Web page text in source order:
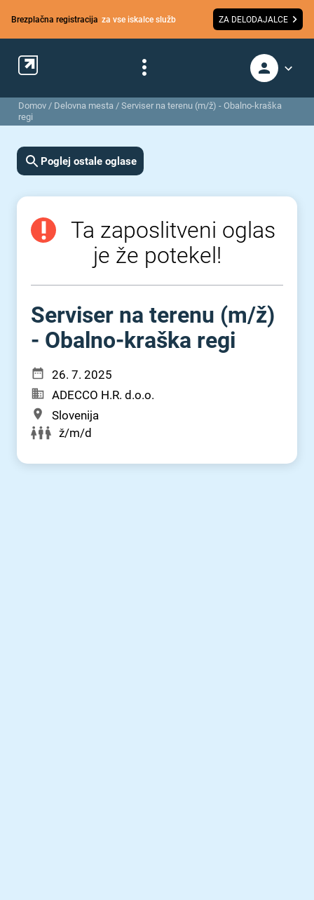
Brezplačna registracija za vse iskalce služb ZA DELODAJALCE
Domov / Delovna mesta / Serviser na terenu (m/ž) - Obalno-kraška
regi
Poglej ostale oglase
Ta zaposlitveni oglas
je že potekel!
Serviser na terenu (m⁠/⁠ž)
- Obalno-kraška regi
26. 7. 2025
ADECCO H.R. d.o.o.
Slovenija
ž/m/d